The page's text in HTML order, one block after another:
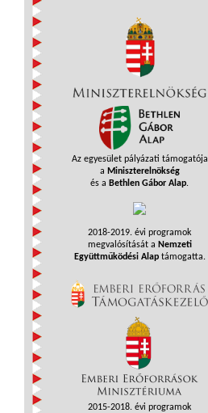
Az egyesület pályázati támogatója
a Miniszterelnökség
és a Bethlen Gábor Alap.
2018-2019. évi programok
megvalósítását a Nemzeti
Együttműködési Alaptámogatta.
2015-2018. évi programok